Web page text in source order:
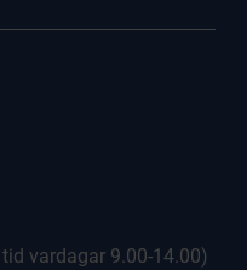
vardagar 9.00-14.00)